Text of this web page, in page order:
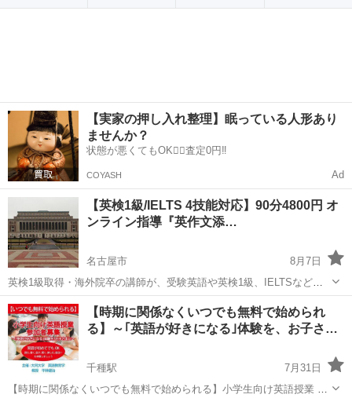
【実家の押し入れ整理】眠っている人形あり
ませんか？
状態が悪くてもOK🙆‍♀️査定0円‼️
COYASH Ad
【英検1級/IELTS 4技能対応】90分4800円 オ
ンライン指導『英作文添…
名古屋市
8月7日
英検1級取得・海外院卒の講師が、受験英語や英検1級、IELTSなどに
ついてGoogle MeetやTeamsを通じた個人レッスンを行なっておりま
す。 1. 授業例 単語テスト＋英作文提出分解説＋英文読解 *適宜画面
共...
愛知 名古屋市 英語/基礎英語
【時期に関係なくいつでも無料で始められ
る】～｢英語が好きになる｣体験を、お子さ…
千種駅
7月31日
【時期に関係なくいつでも無料で始められる】小学生向け英語授業 参